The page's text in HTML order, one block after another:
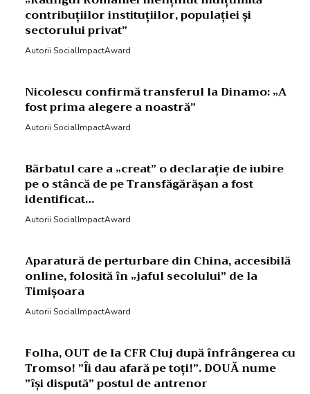
contribuțiilor instituțiilor, populației și
sectorului privat”
Autorii SocialImpactAward
Nicolescu confirmă transferul la Dinamo: „A
fost prima alegere a noastră”
Autorii SocialImpactAward
Bărbatul care a „creat” o declarație de iubire
pe o stâncă de pe Transfăgărășan a fost
identificat…
Autorii SocialImpactAward
Aparatură de perturbare din China, accesibilă
online, folosită în „jaful secolului” de la
Timișoara
Autorii SocialImpactAward
Folha, OUT de la CFR Cluj după înfrângerea cu
Tromso! ”Îi dau afară pe toți!”. DOUĂ nume
”își dispută” postul de antrenor